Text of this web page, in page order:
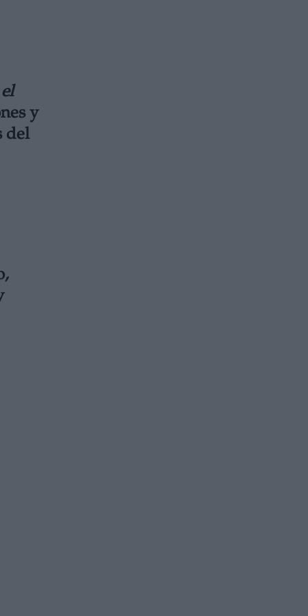
y
del